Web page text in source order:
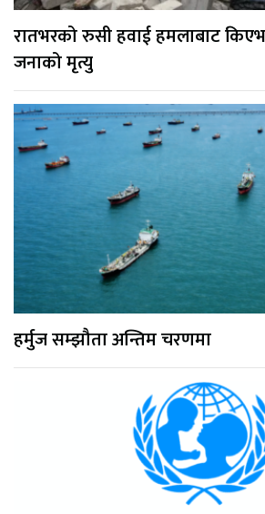
रातभरको रुसी हवाई हमलाबाट किएभ
जनाको मृत्यु
हर्मुज सम्झौता अन्तिम चरणमा